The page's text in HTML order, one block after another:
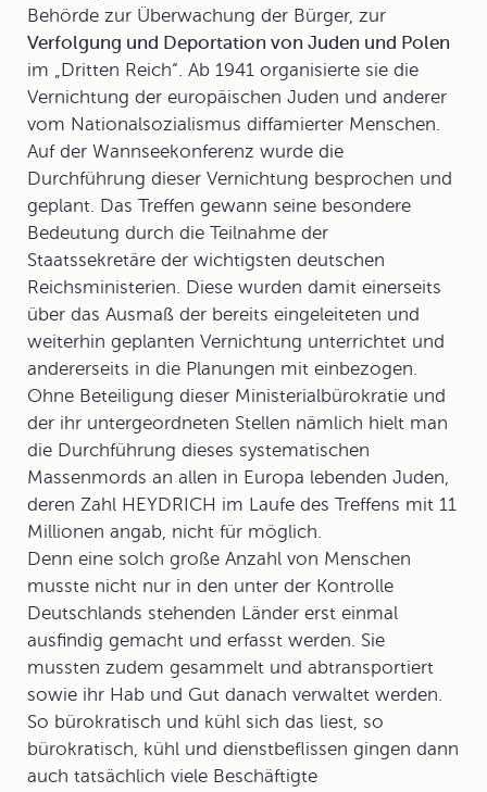
Behörde zur Überwachung der Bürger, zur
Verfolgung und Deportation von Juden und Polen
im „Dritten Reich“. Ab 1941 organisierte sie die
Vernichtung der europäischen Juden und anderer
vom Nationalsozialismus diffamierter Menschen.
Auf der Wannseekonferenz wurde die
Durchführung dieser Vernichtung besprochen und
geplant. Das Treffen gewann seine besondere
Bedeutung durch die Teilnahme der
Staatssekretäre der wichtigsten deutschen
Reichsministerien. Diese wurden damit einerseits
über das Ausmaß der bereits eingeleiteten und
weiterhin geplanten Vernichtung unterrichtet und
andererseits in die Planungen mit einbezogen.
Ohne Beteiligung dieser Ministerialbürokratie und
der ihr untergeordneten Stellen nämlich hielt man
die Durchführung dieses systematischen
Massenmords an allen in Europa lebenden Juden,
deren Zahl HEYDRICH im Laufe des Treffens mit 11
Millionen angab, nicht für möglich.
Denn eine solch große Anzahl von Menschen
musste nicht nur in den unter der Kontrolle
Deutschlands stehenden Länder erst einmal
ausfindig gemacht und erfasst werden. Sie
mussten zudem gesammelt und abtransportiert
sowie ihr Hab und Gut danach verwaltet werden.
So bürokratisch und kühl sich das liest, so
bürokratisch, kühl und dienstbeflissen gingen dann
auch tatsächlich viele Beschäftigte